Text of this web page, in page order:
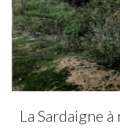
La Sardaigne